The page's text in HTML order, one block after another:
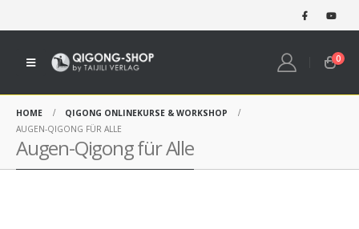
0
HOME
QIGONG ONLINEKURSE & WORKSHOP
AUGEN-QIGONG FÜR ALLE
Augen-Qigong für Alle